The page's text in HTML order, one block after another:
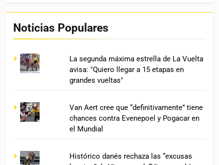
Noticias Populares
La segunda máxima estrella de La Vuelta
avisa: "Quiero llegar a 15 etapas en
grandes vueltas"
Van Aert cree que “definitivamente” tiene
chances contra Evenepoel y Pogacar en
el Mundial
Histórico danés rechaza las “excusas